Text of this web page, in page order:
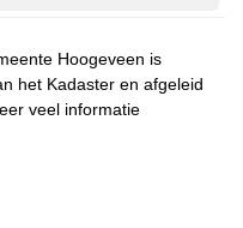
Hoogeveen is
het Kadaster en afgeleid
veel informatie